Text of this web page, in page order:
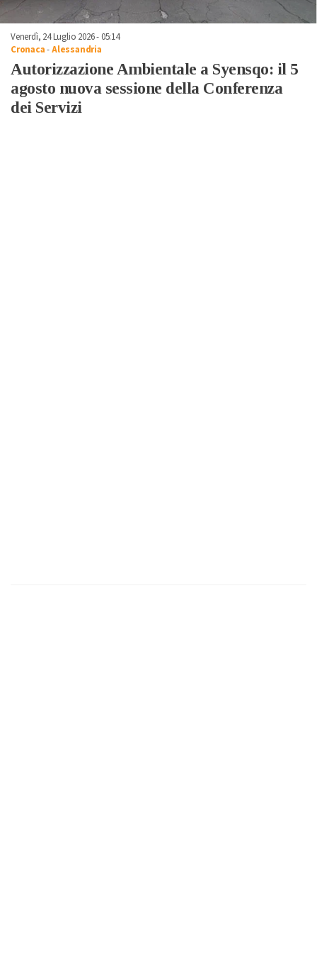
Venerdì, 24 Luglio 2026 - 05:14
Cronaca-Alessandria
Autorizzazione Ambientale a Syensqo: il 5
agosto nuova sessione della Conferenza
dei Servizi